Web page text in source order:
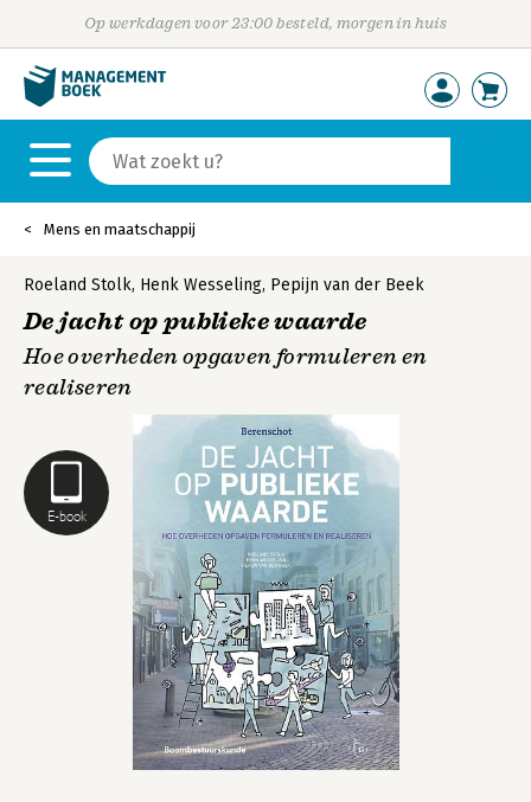
Op werkdagen voor 23:00 besteld, morgen in huis
Mens en maatschappij
E-book
Roeland Stolk, Henk Wesseling, Pepijn van der Beek
De jacht op publieke waarde
Hoe overheden opgaven formuleren en
realiseren